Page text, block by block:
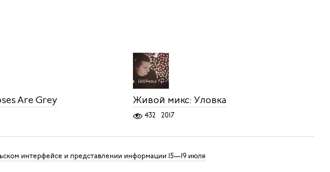
Are Grey Живой микс: Уловка
432 2017
интерфейсе и представлении информации 15—19 июля